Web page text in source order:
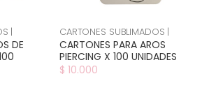
|
DE
CARTONES SUBLIMADOS |
CARTONES PARA AROS
PIERCING X 100 UNIDADES
$ 10.000